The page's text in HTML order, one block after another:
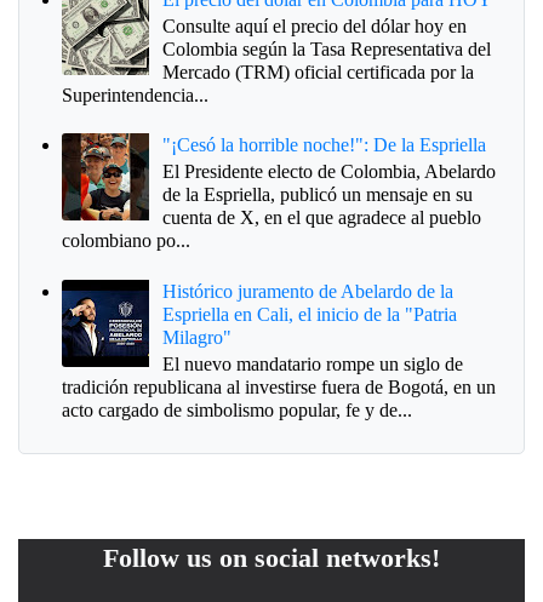
Consulte aquí el precio del dólar hoy en
Colombia según la Tasa Representativa del
Mercado (TRM) oficial certificada por la
Superintendencia...
"¡Cesó la horrible noche!": De la Espriella
El Presidente electo de Colombia, Abelardo
de la Espriella, publicó un mensaje en su
cuenta de X, en el que agradece al pueblo
colombiano po...
Histórico juramento de Abelardo de la
Espriella en Cali, el inicio de la "Patria
Milagro"
El nuevo mandatario rompe un siglo de
tradición republicana al investirse fuera de Bogotá, en un
acto cargado de simbolismo popular, fe y de...
Follow us on social networks!